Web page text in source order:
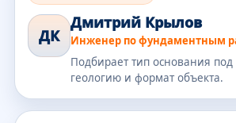
ДК
Дмитрий Крылов
Инженер по фундаментным
Подбирает тип основания под
геологию и формат объекта.